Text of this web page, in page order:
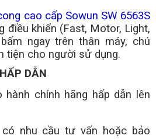
cao cấp Sowun SW 6563S
điều khiển (Fast, Motor, Light,
ngay trên thân máy, chú
tiện cho người sử dụng.
DẪN
chính hãng hấp dẫn lên
có nhu cầu tư vấn hoặc bảo